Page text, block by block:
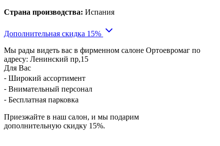
Страна производства: Испания
Дополнительная скидка 15%
Мы рады видеть вас в фирменном салоне Ортоевромаг по
адресу: Ленинский пр,15
Для Вас
⁃ Широкий ассортимент
⁃ Внимательный персонал
⁃ Бесплатная парковка
Приезжайте в наш салон, и мы подарим
дополнительную скидку 15%.